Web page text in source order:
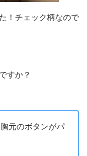
！チェック柄なので
すか？
元のボタンがパ